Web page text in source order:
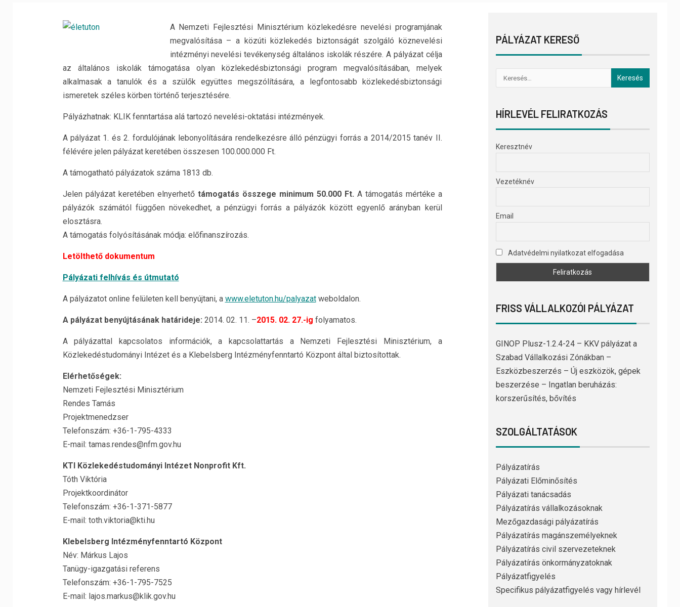
A Nemzeti Fejlesztési Minisztérium közlekedésre nevelési programjának
megvalósítása – a közúti közlekedés biztonságát szolgáló köznevelési
intézményi nevelési tevékenység általános iskolák részére. A pályázat célja
az általános iskolák támogatása olyan közlekedésbiztonsági program megvalósításában, melyek
alkalmasak a tanulók és a szülők együttes megszólítására, a legfontosabb közlekedésbiztonsági
ismeretek széles körben történő terjesztésére.
Pályázhatnak: KLIK fenntartása alá tartozó nevelési-oktatási intézmények.
A pályázat 1. és 2. fordulójának lebonyolítására rendelkezésre álló pénzügyi forrás a 2014/2015 tanév II.
félévére jelen pályázat keretében összesen 100.000.000 Ft.
A támogatható pályázatok száma 1813 db.
Jelen pályázat keretében elnyerhető támogatás összege minimum 50.000 Ft. A támogatás mértéke a
pályázók számától függően növekedhet, a pénzügyi forrás a pályázók között egyenlő arányban kerül
elosztásra.
A támogatás folyósításának módja: előfinanszírozás.
Letölthető dokumentum
Pályázati felhívás és útmutató
A pályázatot online felületen kell benyújtani, a www.eletuton.hu/palyazatweboldalon.
A pályázat benyújtásának határideje: 2014. 02. 11. –2015. 02. 27.-ig folyamatos.
A pályázattal kapcsolatos információk, a kapcsolattartás a Nemzeti Fejlesztési Minisztérium, a
Közlekedéstudományi Intézet és a Klebelsberg Intézményfenntartó Központ által biztosítottak.
Elérhetőségek:
Nemzeti Fejlesztési Minisztérium
Rendes Tamás
Projektmenedzser
Telefonszám: +36-1-795-4333
E-mail: tamas.rendes@nfm.gov.hu
KTI Közlekedéstudományi Intézet Nonprofit Kft.
Tóth Viktória
Projektkoordinátor
Telefonszám: +36-1-371-5877
E-mail: toth.viktoria@kti.hu
Klebelsberg Intézményfenntartó Központ
Név: Márkus Lajos
Tanügy-igazgatási referens
Telefonszám: +36-1-795-7525
E-mail: lajos.markus@klik.gov.hu
PÁLYÁZAT KERESŐ
HÍRLEVÉL FELIRATKOZÁS
Keresztnév
Vezetéknév
Email
Adatvédelmi nyilatkozat elfogadása
FRISS VÁLLALKOZÓI PÁLYÁZAT
GINOP Plusz-1.2.4-24 – KKV pályázat a
Szabad Vállalkozási Zónákban –
Eszközbeszerzés – Új eszközök, gépek
beszerzése – Ingatlan beruházás:
korszerűsítés, bővítés
SZOLGÁLTATÁSOK
Pályázatírás
Pályázati Előminősítés
Pályázati tanácsadás
Pályázatírás vállalkozásoknak
Mezőgazdasági pályázatírás
Pályázatírás magánszemélyeknek
Pályázatírás civil szervezeteknek
Pályázatírás önkormányzatoknak
Pályázatfigyelés
Specifikus pályázatfigyelés vagy hírlevél